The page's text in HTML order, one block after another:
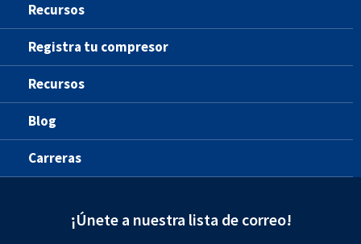
Recursos
Registra tu compresor
Recursos
Blog
Carreras
¡Únete a nuestra lista de correo!